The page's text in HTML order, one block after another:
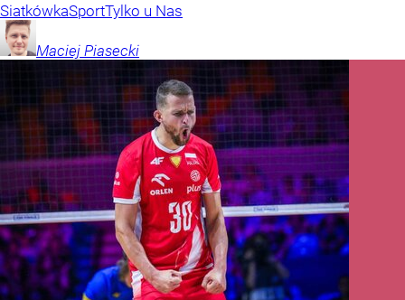
SiatkówkaSportTylko u Nas
Maciej Piasecki